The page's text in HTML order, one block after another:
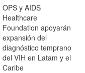
OPS y AIDS
Healthcare
Foundation apoyarán
expansión del
diagnóstico temprano
del VIH en Latam y el
Caribe